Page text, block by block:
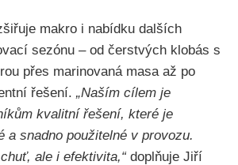
makro i nabídku dalších
sezónu – od čerstvých klobás s
přes marinovaná masa až po
řešení. „Naším cílem je
kvalitní řešení, které je
a snadno použitelné v provozu.
ale i efektivita,“ doplňuje Jiří